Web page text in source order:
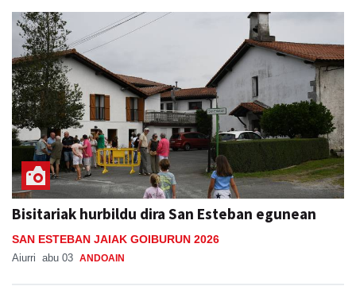
Bisitariak hurbildu dira San Esteban egunean
SAN ESTEBAN JAIAK GOIBURUN 2026
Aiurri abu 03 ANDOAIN